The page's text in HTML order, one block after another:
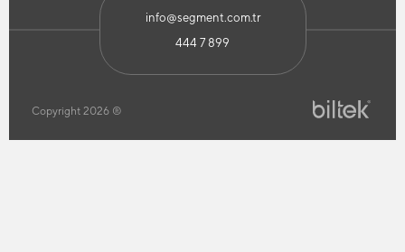
info@segment.com.tr
444 7 899
Copyright 2026 ®